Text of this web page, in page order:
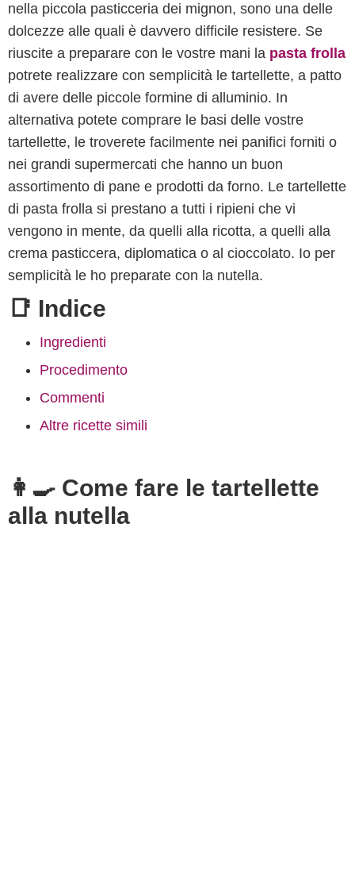
nella piccola pasticceria dei mignon, sono una delle
dolcezze alle quali è davvero difficile resistere. Se
riuscite a preparare con le vostre mani la pasta frolla
potrete realizzare con semplicità le tartellette, a patto
di avere delle piccole formine di alluminio. In
alternativa potete comprare le basi delle vostre
tartellette, le troverete facilmente nei panifici forniti o
nei grandi supermercati che hanno un buon
assortimento di pane e prodotti da forno. Le tartellette
di pasta frolla si prestano a tutti i ripieni che vi
vengono in mente, da quelli alla ricotta, a quelli alla
crema pasticcera, diplomatica o al cioccolato. Io per
semplicità le ho preparate con la nutella.
📑 Indice
Ingredienti
Procedimento
Commenti
Altre ricette simili
👩‍🍳 Come fare le tartellette
alla nutella